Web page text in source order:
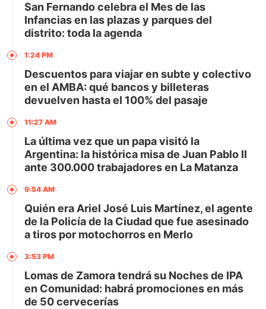
San Fernando celebra el Mes de las
Infancias en las plazas y parques del
distrito: toda la agenda
1:24 PM
Descuentos para viajar en subte y colectivo
en el AMBA: qué bancos y billeteras
devuelven hasta el 100% del pasaje
11:27 AM
La última vez que un papa visitó la
Argentina: la histórica misa de Juan Pablo II
ante 300.000 trabajadores en La Matanza
9:54 AM
Quién era Ariel José Luis Martínez, el agente
de la Policía de la Ciudad que fue asesinado
a tiros por motochorros en Merlo
3:53 PM
Lomas de Zamora tendrá su Noches de IPA
en Comunidad: habrá promociones en más
de 50 cervecerías